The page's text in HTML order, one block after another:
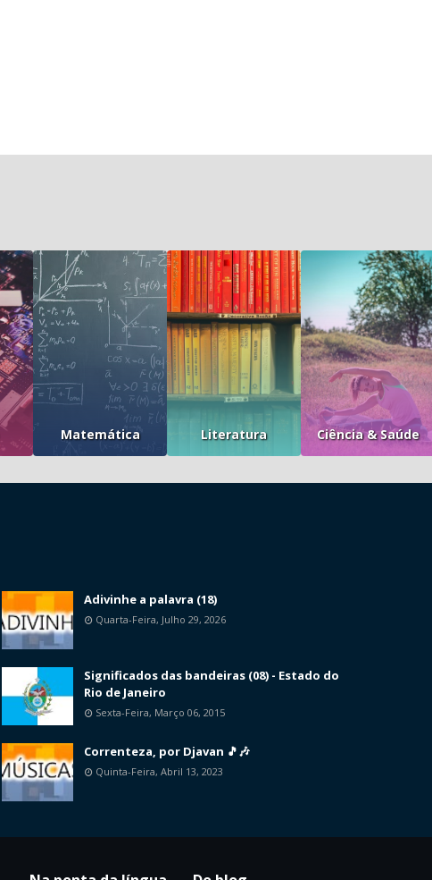
Matemática Literatura Ciência & Saúde
Adivinhe a palavra (18)
Quarta-Feira, Julho 29, 2026
Significados das bandeiras (08) - Estado do
Rio de Janeiro
Sexta-Feira, Março 06, 2015
Correnteza, por Djavan 🎵🎶
Quinta-Feira, Abril 13, 2023